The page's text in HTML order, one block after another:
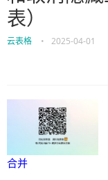
表）
云表格 • 2025-04-01
合并